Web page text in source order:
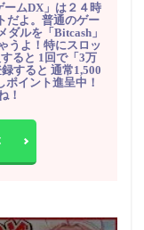
ムDX」は２４時
だよ。普通のゲー
ルを「Bitcash」
うよ！特にスロッ
ると 1回で「3万
すると 通常1,500
ポイント進呈中！
！